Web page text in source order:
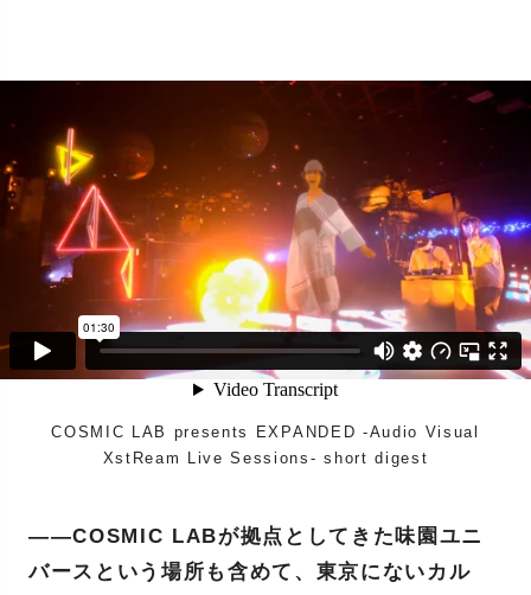
COSMIC LAB presents EXPANDED -Audio Visual
XstReam Live Sessions- short digest
——COSMIC LABが拠点としてきた味園ユニ
バースという場所も含めて、東京にないカル